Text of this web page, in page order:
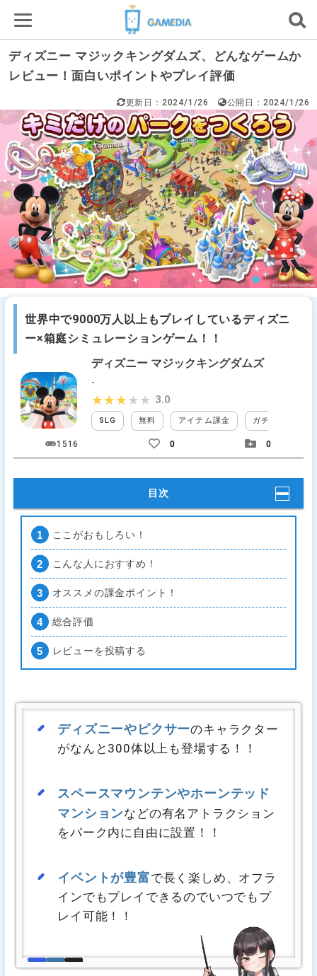
ディズニー マジックキングダムズ、どんなゲームか
レビュー！面白いポイントやプレイ評価
更新日：2024/1/26 公開日：2024/1/26
世界中で9000万人以上もプレイしているディズニ
ー×箱庭シミュレーションゲーム！！
ディズニー マジックキングダムズ
-
SLG 無料 アイテム課金 ガチャなし
★★★★★
★★★★★ 3.0
1516 0 0
目次
ここがおもしろい！
こんな人におすすめ！
オススメの課金ポイント！
総合評価
レビューを投稿する
ディズニーやピクサーのキャラクター
がなんと300体以上も登場する！！
スペースマウンテンやホーンテッド
マンションなどの有名アトラクション
をパーク内に自由に設置！！
イベントが豊富で長く楽しめ、オフラ
インでもプレイできるのでいつでもプ
レイ可能！！